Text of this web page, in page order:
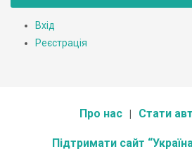
Вхід
Реєстрація
Про нас Стати
Підтримати сайт